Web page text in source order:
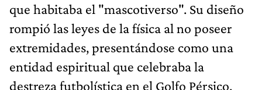
que habitaba el "mascotiverso". Su diseño
rompió las leyes de la física al no poseer
extremidades, presentándose como una
entidad espiritual que celebraba la
destreza futbolística en el Golfo Pérsico.